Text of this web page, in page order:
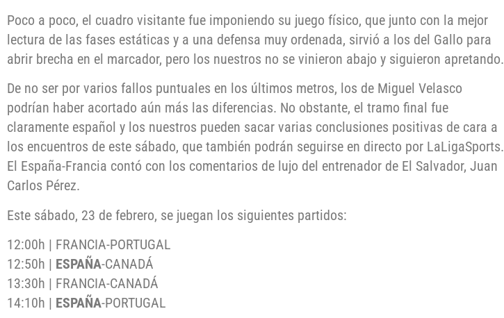
Poco a poco, el cuadro visitante fue imponiendo su juego físico, que junto con la mejor
lectura de las fases estáticas y a una defensa muy ordenada, sirvió a los del Gallo para
abrir brecha en el marcador, pero los nuestros no se vinieron abajo y siguieron apretando.
De no ser por varios fallos puntuales en los últimos metros, los de Miguel Velasco
podrían haber acortado aún más las diferencias. No obstante, el tramo final fue
claramente español y los nuestros pueden sacar varias conclusiones positivas de cara a
los encuentros de este sábado, que también podrán seguirse en directo por LaLigaSports.
El España-Francia contó con los comentarios de lujo del entrenador de El Salvador, Juan
Carlos Pérez.
Este sábado, 23 de febrero, se juegan los siguientes partidos:
12:00h | FRANCIA-PORTUGAL
12:50h | ESPAÑA-CANADÁ
13:30h | FRANCIA-CANADÁ
14:10h | ESPAÑA-PORTUGAL